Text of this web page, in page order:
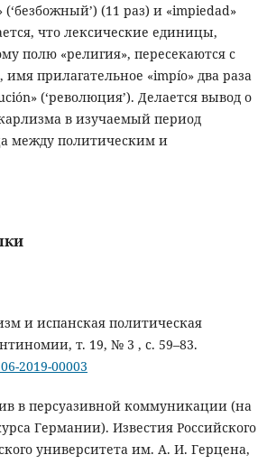
(11 раз) и «impiedad»
что лексические единицы,
полю «религия», пересекаются с
прилагательное «impío» два раза
(‘революция’). Делается вывод о
в изучаемый период
между политическим и
и испанская политическая
т. 19, № 3 , с. 59–83.
2019-00003
в персуазивной коммуникации (на
Германии). Известия Российского
университета им. А. И. Герцена,